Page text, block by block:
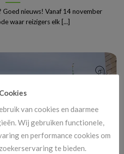
Goed nieuws! Vanaf 14 november
waar reizigers elk [...]
Cookies
van cookies en daarmee
Wij gebruiken functionele,
en performance cookies om
te bieden.